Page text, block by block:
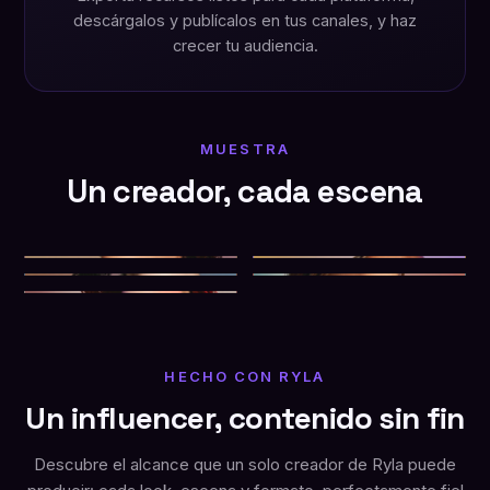
descárgalos y publícalos en tus canales, y haz
crecer tu audiencia.
MUESTRA
Un creador, cada escena
HECHO CON RYLA
Un influencer, contenido sin fin
Descubre el alcance que un solo creador de Ryla puede